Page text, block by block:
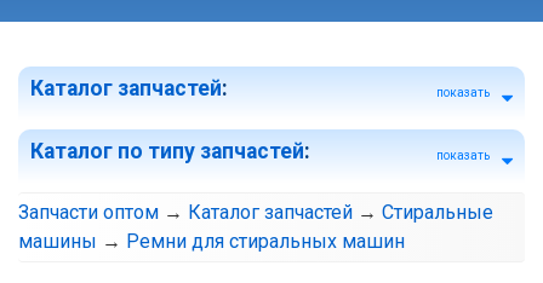
Каталог запчастей: показать
Каталог по типу запчастей: показать
Запчасти оптом → Каталог запчастей → Стиральные
машины → Ремни для стиральных машин